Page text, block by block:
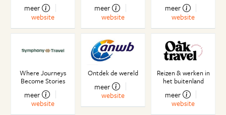
meer
website
meer
website
meer
website
Where Journeys
Become Stories
meer
website
Ontdek de wereld
meer
website
Reizen & werken in
het buitenland
meer
website